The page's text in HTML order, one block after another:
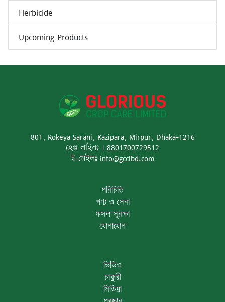
Herbicide
Upcoming Products
801, Rokeya Sarani, Kazipara, Mirpur, Dhaka-1216
হেল্প লাইনঃ +8801700729512
ই-মেইলঃ info@gcclbd.com
পরিচিতি
পণ্য ও সেবা
ফসল সুরক্ষা
যোগাযোগ
ভিডিও
চাকুরী
মিডিয়া